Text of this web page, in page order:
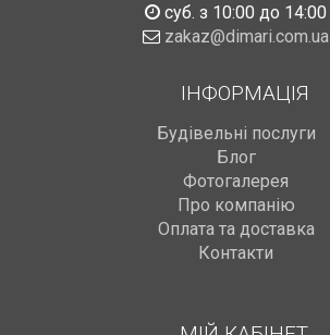
суб. з 10:00 до 14:00
zakaz@dimari.com.ua
ІНФОРМАЦІЯ
Будівельні послуги
Блог
Фотогалерея
Про компанію
Оплата та доставка
Контакти